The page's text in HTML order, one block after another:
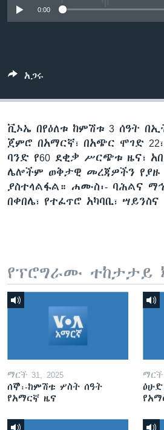
0:00
አጋሩ
ቪኦኤ በየዕለቱ ከምሽቱ 3 ሰዓት
ጀምሮ በአማርኛ፣ በአጭር ሞገድ
ባንድ የ60 ደቂቃ ሥርጭቱ ዜና፣
ሌሎችም ወቅታዊ መረጃዎችን
ያስተላልፋል። ሐሙስ፡- ባሕልና
በቀበሌ፣ የተፈጥሮ አካባቢ፣
የፕሮግራሙ ተከታታይ
ማርች 31, 2025
ሰኞ፡-ከምሽቱ ሦስት ሰዓት
የአማርኛ ዜና
ማርች